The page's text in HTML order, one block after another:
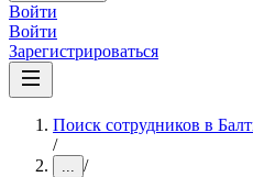
Войти
Войти
Зарегистрироваться
Поиск сотрудников в
/
... /